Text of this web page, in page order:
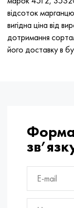
відсоток
вигідна ціна від
дотримання
його доставку в
Форма
Удимет 500
Удимет 720